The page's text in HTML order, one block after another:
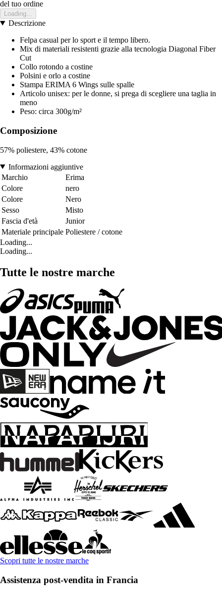
del tuo ordine
Loading...
Descrizione
Felpa casual per lo sport e il tempo libero.
Mix di materiali resistenti grazie alla tecnologia Diagonal Fiber
Cut
Collo rotondo a costine
Polsini e orlo a costine
Stampa ERIMA 6 Wings sulle spalle
Articolo unisex: per le donne, si prega di scegliere una taglia in
meno
Peso: circa 300g/m²
Composizione
57% poliestere, 43% cotone
Informazioni aggiuntive
Marchio
Erima
Colore
nero
Colore
Nero
Sesso
Misto
Fascia d'età
Junior
Materiale principale Poliestere / cotone
Loading...
Loading...
Tutte le nostre marche
Scopri tutte le nostre marche
Assistenza post-vendita in Francia